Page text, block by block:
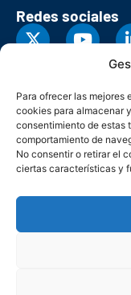
Para ofrecer las mejores
cookies para almacenar
consentimiento de estas
comportamiento de
No consentir o retirar el
ciertas características y
Redes sociales
© Copyright 2026.